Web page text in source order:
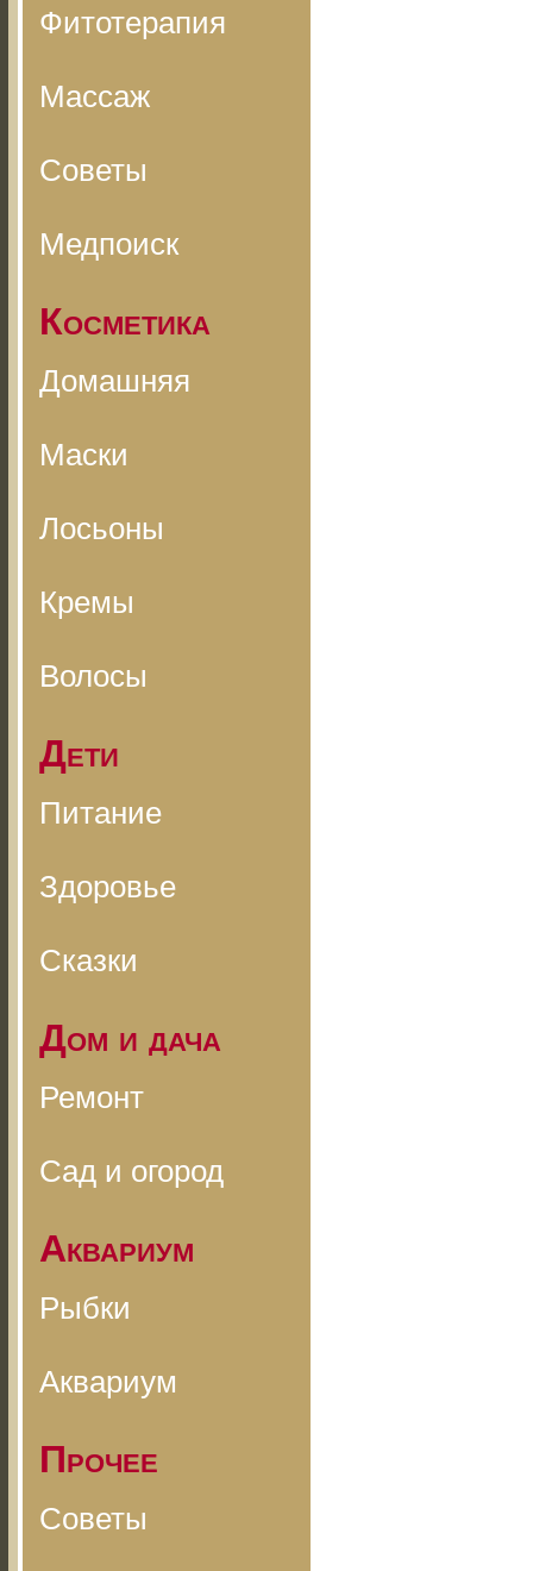
Фитотерапия
Массаж
Советы
Медпоиск
Косметика
Домашняя
Маски
Лосьоны
Кремы
Волосы
Дети
Питание
Здоровье
Сказки
Дом и дача
Ремонт
Сад и огород
Аквариум
Рыбки
Аквариум
Прочее
Советы